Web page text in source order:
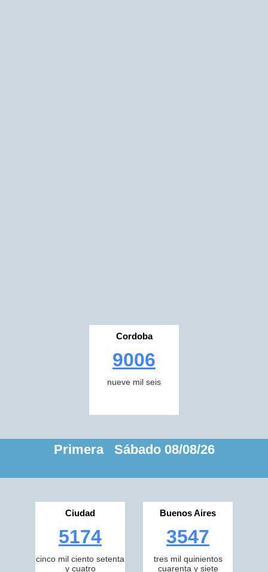
Cordoba
9006
nueve mil seis
Primera Sábado 08/08/26
Ciudad
5174
cinco mil ciento setenta
y cuatro
Buenos Aires
3547
tres mil quinientos
cuarenta y siete